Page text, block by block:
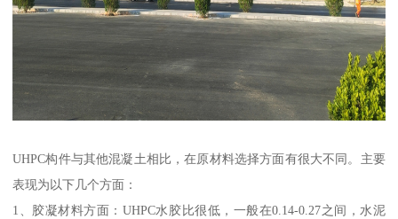
UHPC构件与其他混凝土相比，在原材料选择方面有很大不同。主要
表现为以下几个方面：
1、胶凝材料方面：UHPC水胶比很低，一般在0.14-0.27之间，水泥